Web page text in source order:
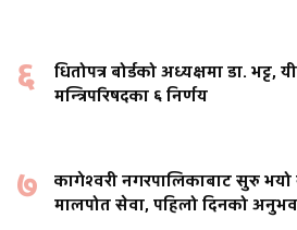
६
धितोपत्र बोर्डको अध्यक्षमा डा. भट्ट,
मन्त्रिपरिषदका ६ निर्णय
७
कागेश्वरी नगरपालिकाबाट सुरु भयो
मालपोत सेवा, पहिलो दिनको अनुभव